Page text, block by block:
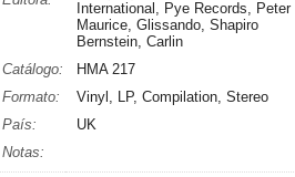
International, Pye Records, Peter
Maurice, Glissando, Shapiro
Bernstein, Carlin
Catálogo: HMA 217
Formato:
Vinyl, LP, Compilation, Stereo
País:
UK
Notas: